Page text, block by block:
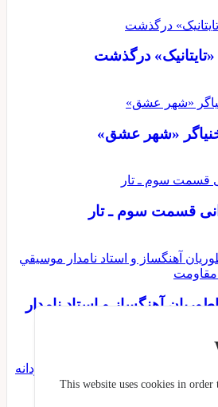
درگذشت
«شهر عشق»
قسمت سوم ـ تار
آهنگساز و استاد نامدار
This website uses cookies in order